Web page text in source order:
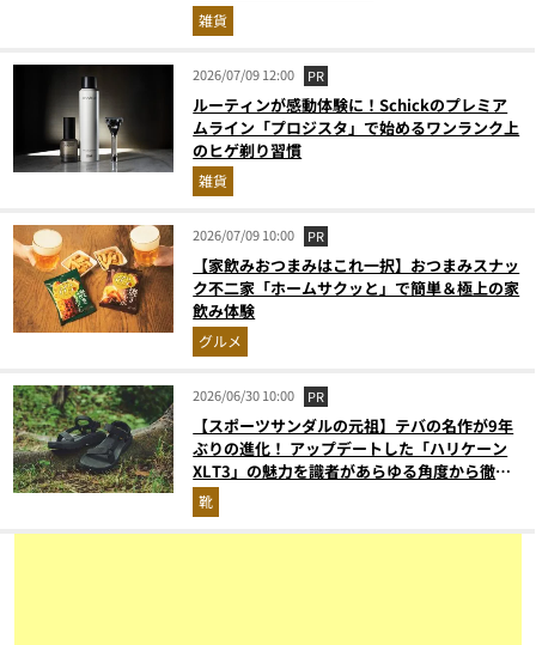
雑貨
2026/07/09 12:00 PR
ルーティンが感動体験に！Schickのプレミア
ムライン「プロジスタ」で始めるワンランク上
のヒゲ剃り習慣
雑貨
2026/07/09 10:00 PR
【家飲みおつまみはこれ一択】おつまみスナッ
ク不二家「ホームサクッと」で簡単＆極上の家
飲み体験
グルメ
2026/06/30 10:00 PR
【スポーツサンダルの元祖】テバの名作が9年
ぶりの進化！ アップデートした「ハリケーン
XLT3」の魅力を識者があらゆる角度から徹底
解説！
靴